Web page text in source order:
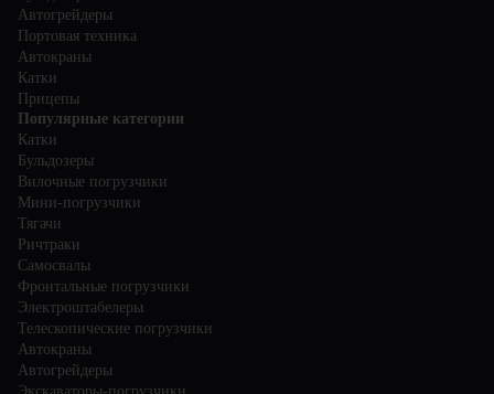
Автогрейдеры
Портовая техника
Автокраны
Катки
Прицепы
Популярные категории
Катки
Бульдозеры
Вилочные погрузчики
Мини-погрузчики
Тягачи
Ричтраки
Самосвалы
Фронтальные погрузчики
Электроштабелеры
Телескопические погрузчики
Автокраны
Автогрейдеры